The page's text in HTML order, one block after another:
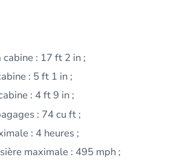
: 17 ft 2 in ;
: 5 ft 1 in ;
: 4 ft 9 in ;
: 74 cu ft ;
: 4 heures ;
maximale : 495 mph ;